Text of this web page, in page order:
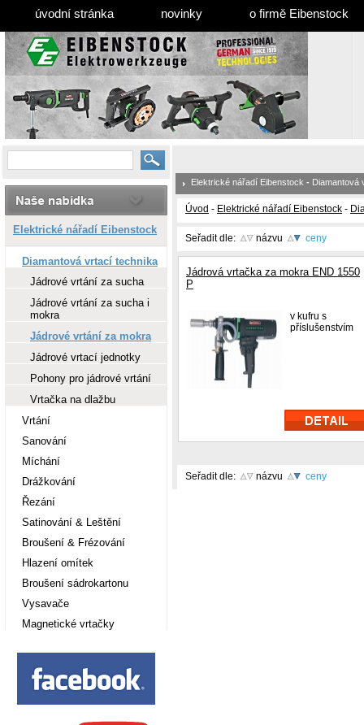
úvodní stránka novinky o firmě Eibenstock
Elektrické nářadí Eibenstock
Diamantová vrtací technika
Jádrové vrtání za sucha
Jádrové vrtání za sucha i
mokra
Jádrové vrtání za mokra
Jádrové vrtací jednotky
Pohony pro jádrové vrtání
Vrtačka na dlažbu
Vrtání
Sanování
Míchání
Drážkování
Řezání
Satinování & Leštění
Broušení & Frézování
Hlazení omítek
Broušení sádrokartonu
Vysavače
Magnetické vrtačky
Elektrické nářadí Eibenstock - Diamantová
Úvod - Elektrické nářadí Eibenstock -
Seřadit dle: názvu ceny
Jádrová vrtačka za mokra END 1550
P
v kufru s
příslušenstvím
Seřadit dle: názvu ceny